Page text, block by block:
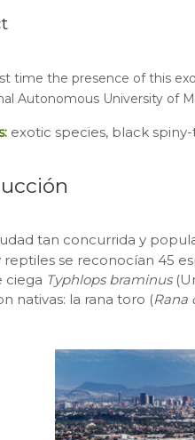
time the presence of this
Autonomous University of
exotic species, black
tan concurrida y
reptiles se reconocían 45
ciega Typhlops braminus
nativas: la rana toro (Rana